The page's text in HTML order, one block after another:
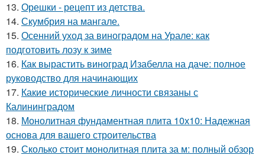
13. Орешки - рецепт из детства.
14. Скумбрия на мангале.
15. Осенний уход за виноградом на Урале: как
подготовить лозу к зиме
16. Как вырастить виноград Изабелла на даче: полное
руководство для начинающих
17. Какие исторические личности связаны с
Калининградом
18. Монолитная фундаментная плита 10х10: Надежная
основа для вашего строительства
19. Сколько стоит монолитная плита за м: полный обзор